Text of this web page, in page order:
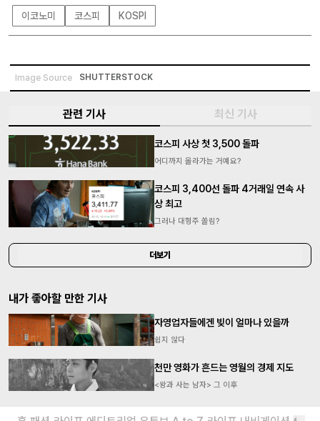
이코노미 코스피 KOSPI
Image Source SHUTTERSTOCK
관련 기사 최신 기사
코스피 사상 첫 3,500 돌파
어디까지 올라가는 거예요?
코스피 3,400선 돌파 4거래일 연속 사
상 최고
그러나 대형주 쏠림?
더보기
내가 좋아할 만한 기사
자영업자들에겐 빚이 얼마나 있을까
쉽지 않다
천만 영화가 흔드는 영월의 경제 지도
<왕과 사는 남자> 그 이후
더보기